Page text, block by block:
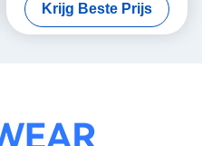
Krijg Beste Prijs